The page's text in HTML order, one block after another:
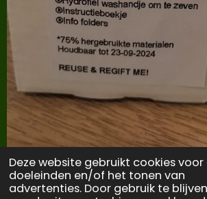
Deze website gebruikt cookies
doeleinden en/of het tonen van
advertenties. Door gebruik te